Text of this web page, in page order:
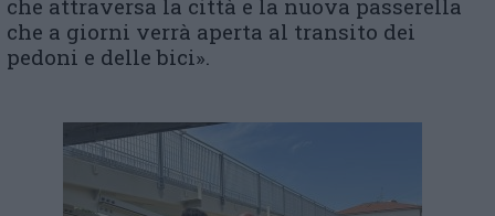
che attraversa la città e la nuova passerella
che a giorni verrà aperta al transito dei
pedoni e delle bici».